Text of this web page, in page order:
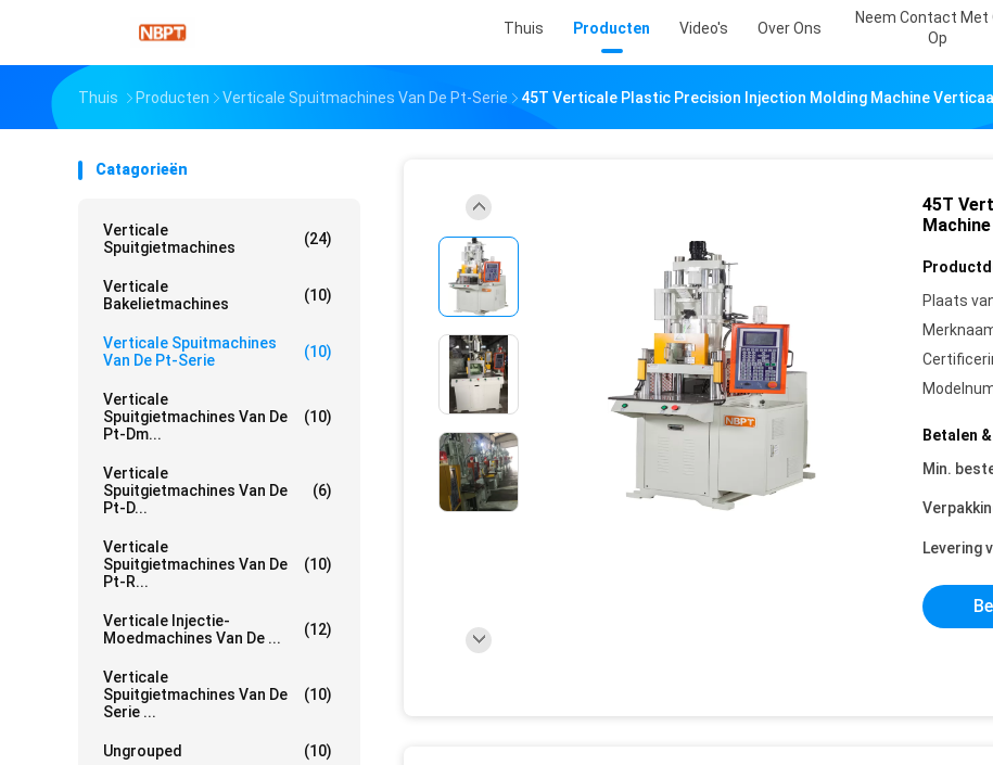
Thuis Producten Video's Over Ons
Neem Contact Met
Op
Thuis Producten Verticale Spuitmachines Van De Pt-Serie 45T Verticale Plastic Precision Injection Molding Machine Verticaal
Catagorieën
Verticale
Spuitgietmachines
(24)
Verticale
Bakelietmachines
(10)
Verticale Spuitmachines
Van De Pt-Serie
(10)
Verticale
Spuitgietmachines Van De
Pt-Dm...
(10)
Verticale
Spuitgietmachines Van De
Pt-D...
(6)
Verticale
Spuitgietmachines Van De
Pt-R...
(10)
Verticale Injectie-
Moedmachines Van De ...
(12)
Verticale
Spuitgietmachines Van De
Serie ...
(10)
Ungrouped (10)
45T
Plaats
Betalen
Min.
Levering